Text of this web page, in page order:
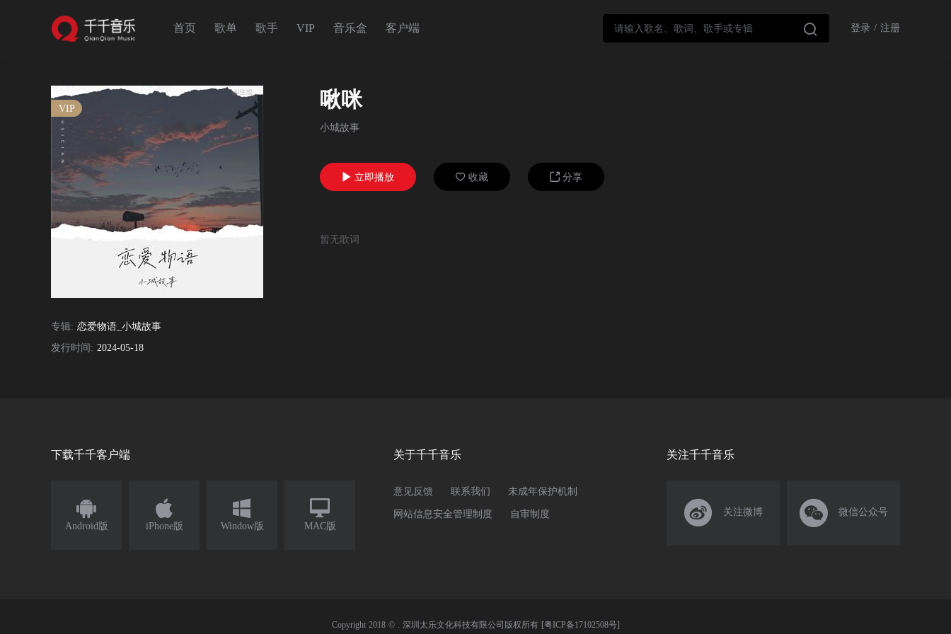
首页 歌单 歌手 VIP 音乐盒 客户端  登录 / 注册
VIP
专辑: 恋爱物语_小城故事
发行时间: 2024-05-18
啾咪
小城故事
 立即播放  收藏  分享
暂无歌词
下载千千客户端

Android版

iPhone版

Window版

MAC版
关于千千音乐
意见反馈 联系我们 未成年保护机制
网站信息安全管理制度 自审制度
关注千千音乐
 关注微博  微信公众号
Copyright 2018 © . 深圳太乐文化科技有限公司版权所有 [粤ICP备17102508号]